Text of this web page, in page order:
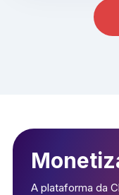
A plataforma da